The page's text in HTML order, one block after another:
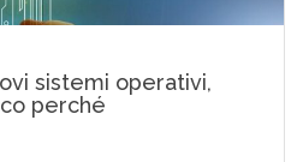
sistemi operativi,
perché